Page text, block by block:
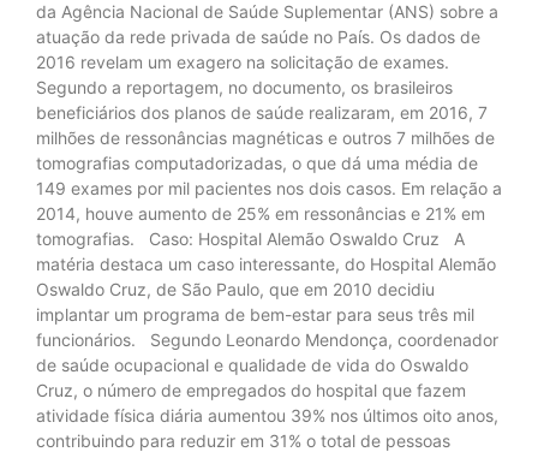
da Agência Nacional de Saúde Suplementar (ANS) sobre a
atuação da rede privada de saúde no País. Os dados de
2016 revelam um exagero na solicitação de exames.
Segundo a reportagem, no documento, os brasileiros
beneficiários dos planos de saúde realizaram, em 2016, 7
milhões de ressonâncias magnéticas e outros 7 milhões de
tomografias computadorizadas, o que dá uma média de
149 exames por mil pacientes nos dois casos. Em relação a
2014, houve aumento de 25% em ressonâncias e 21% em
tomografias. Caso: Hospital Alemão Oswaldo Cruz A
matéria destaca um caso interessante, do Hospital Alemão
Oswaldo Cruz, de São Paulo, que em 2010 decidiu
implantar um programa de bem-estar para seus três mil
funcionários. Segundo Leonardo Mendonça, coordenador
de saúde ocupacional e qualidade de vida do Oswaldo
Cruz, o número de empregados do hospital que fazem
atividade física diária aumentou 39% nos últimos oito anos,
contribuindo para reduzir em 31% o total de pessoas